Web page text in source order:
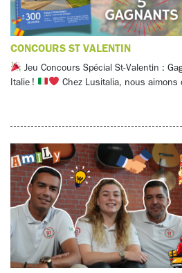
CONCOURS ST VALENTIN
Jeu Concours Spécial St-Valentin :
Italie !
Chez Lusitalia, nous